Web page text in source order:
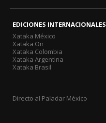
EDICIONES INTERNACIONALES
Xataka México
Xataka On
Xataka Colombia
Xataka Argentina
Xataka Brasil
Directo al Paladar México